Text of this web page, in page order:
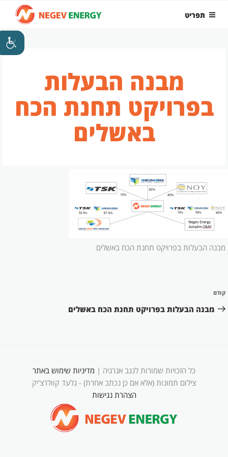
לתוכן
תפריט
מבנה הבעלות
בפרויקט תחנת הכח
באשלים
מבנה הבעלות בפרויקט תחנת הכח באשלים
הפוסט
הקודם
קודם
מבנה הבעלות בפרויקט תחנת הכח באשלים
כל הזכויות שמורות לנגב אנרגיה | מדיניות שימוש באתר
צילום תמונות (אלא אם כן נכתב אחרת) - גלעד קוולרצ'יק
הצהרת נגישות